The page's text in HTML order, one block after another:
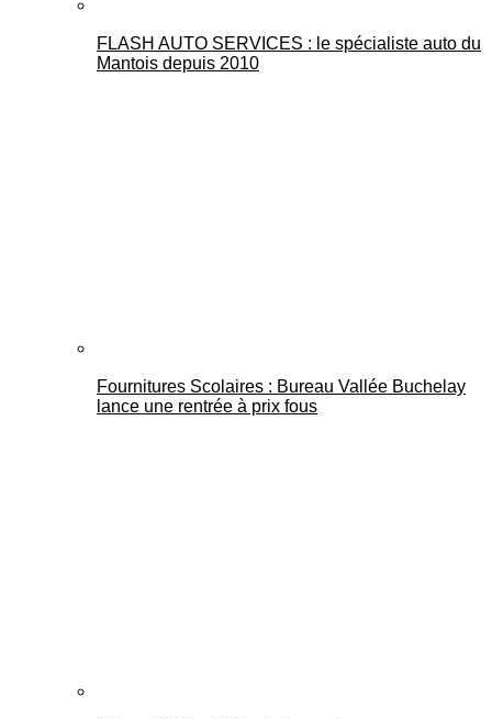
FLASH AUTO SERVICES : le spécialiste auto du
Mantois depuis 2010
Fournitures Scolaires : Bureau Vallée Buchelay
lance une rentrée à prix fous